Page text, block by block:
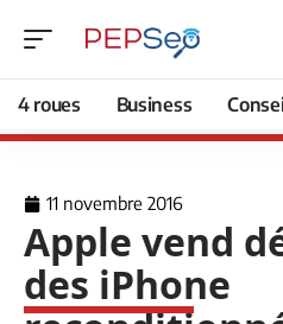
4 roues Business
11 novembre 2016
Apple vend
des iPhone